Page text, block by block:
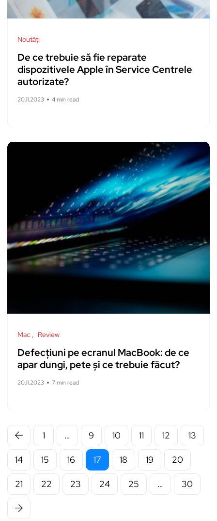
Noutăți
De ce trebuie să fie reparate
dispozitivele Apple în Service Centrele
autorizate?
20.11.2023 4 min read
Mac Review
Defecțiuni pe ecranul MacBook: de ce
apar dungi, pete și ce trebuie făcut?
20.11.2023 7 min read
1 … 9 10 11 12 13
14 15 16 17 18 19 20
21 22 23 24 25 … 30